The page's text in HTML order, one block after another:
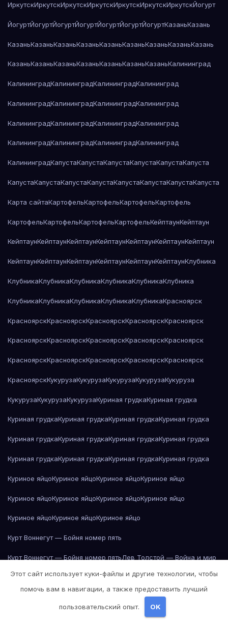
ИркутскИркутскИркутскИркутскИркутскИркутскИркутскЙогурт
ЙогуртЙогуртЙогуртЙогуртЙогуртЙогуртЙогуртКазаньКазань
КазаньКазаньКазаньКазаньКазаньКазаньКазаньКазаньКазань
КазаньКазаньКазаньКазаньКазаньКазаньКазаньКалининград
КалининградКалининградКалининградКалининград
КалининградКалининградКалининградКалининград
КалининградКалининградКалининградКалининград
КалининградКалининградКалининградКалининград
КалининградКапустаКапустаКапустаКапустаКапустаКапуста
КапустаКапустаКапустаКапустаКапустаКапустаКапустаКапуста
Карта сайтаКартофельКартофельКартофельКартофель
КартофельКартофельКартофельКартофельКейптаунКейптаун
КейптаунКейптаунКейптаунКейптаунКейптаунКейптаунКейптаун
КейптаунКейптаунКейптаунКейптаунКейптаунКейптаунКлубника
КлубникаКлубникаКлубникаКлубникаКлубникаКлубника
КлубникаКлубникаКлубникаКлубникаКлубникаКрасноярск
КрасноярскКрасноярскКрасноярскКрасноярскКрасноярск
КрасноярскКрасноярскКрасноярскКрасноярскКрасноярск
КрасноярскКрасноярскКрасноярскКрасноярскКрасноярск
КрасноярскКукурузаКукурузаКукурузаКукурузаКукуруза
КукурузаКукурузаКукурузаКуриная грудкаКуриная грудка
Куриная грудкаКуриная грудкаКуриная грудкаКуриная грудка
Куриная грудкаКуриная грудкаКуриная грудкаКуриная грудка
Куриная грудкаКуриная грудкаКуриная грудкаКуриная грудка
Куриное яйцоКуриное яйцоКуриное яйцоКуриное яйцо
Куриное яйцоКуриное яйцоКуриное яйцоКуриное яйцо
Куриное яйцоКуриное яйцоКуриное яйцо
Курт Воннегут — Бойня номер пять
Курт Воннегут — Бойня номер пятьЛев Толстой — Война и мир
Лев Толстой — Война и мирЛев Толстой — Война и мир
Лев Толстой — Война и мир
Лев Толстой — Война и мир
Этот сайт использует куки-файлы и другие технологии, чтобы
помочь вам в навигации, а также предоставить лучший
пользовательский опыт. OK